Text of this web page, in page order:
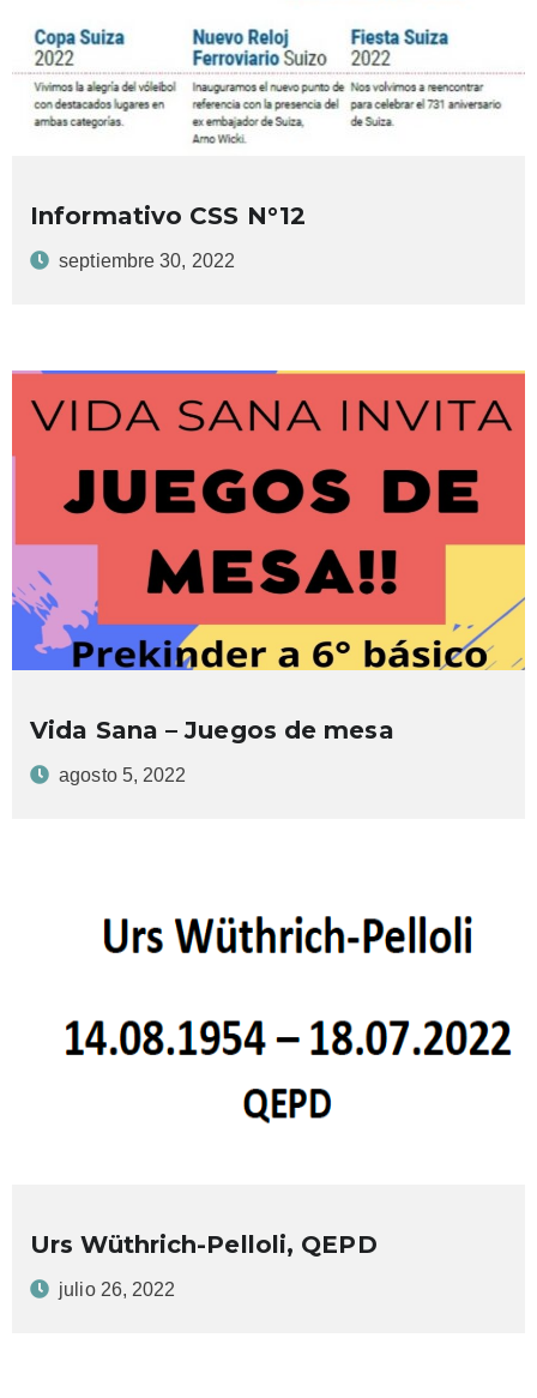
Informativo CSS N°12
septiembre 30, 2022
Vida Sana – Juegos de mesa
agosto 5, 2022
Urs Wüthrich-Pelloli, QEPD
julio 26, 2022